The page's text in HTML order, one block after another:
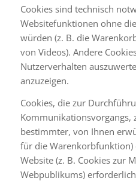
Cookies sind technisch
Websitefunktionen ohne
würden (z. B. die
von Videos). Andere
Nutzerverhalten
anzuzeigen.
Cookies, die zur
Kommunikationsvorgangs,
bestimmter, von Ihnen
für die
Website (z. B. Cookies zur
Webpublikums)